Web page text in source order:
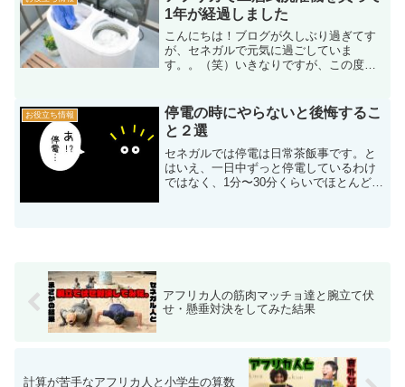
1年が経過しました
こんにちは！ブログが久しぶり過ぎてす
が、セネガルで元気に過ごしていま
す。。（笑）いきなりですが、この度二
ドラム式洗濯機でした。セネガルの一般
家庭ではまだまだ洗濯機が広く...
お役立ち情報
停電の時にやらないと後悔するこ
と２選
セネガルでは停電は日常茶飯事です。と
はいえ、一日中ずっと停電しているわけ
ではなく、1分〜30分くらいでほとんどの
アフリカ人の筋肉マッチョ達と腕立て伏
せ・懸垂対決をしてみた結果
計算が苦手なアフリカ人と小学生の算数